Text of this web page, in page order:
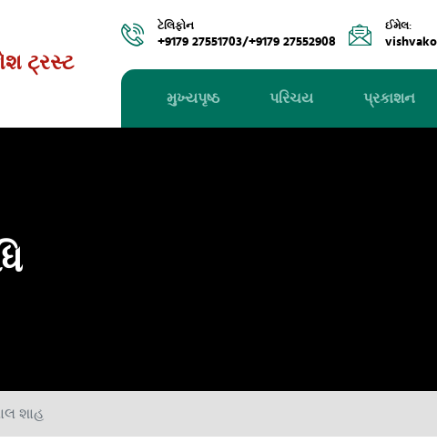
ટ્રસ્ટ
ટેલિફોન
+9179 27551703/+9179 27552908
ઈમેલ:
મુખ્યપૃષ્ઠ પરિચય પ્રકાશન
શાહ